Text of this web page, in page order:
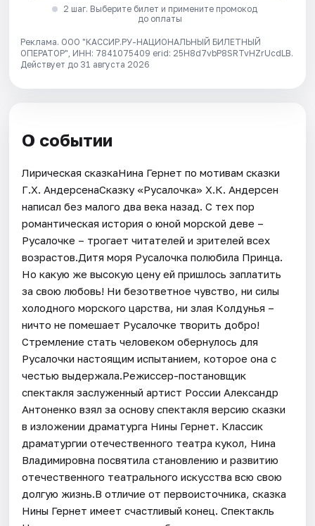
2 шаг. Выберите билет и примените промокод
до оплаты
Реклама. ООО "КАССИР.РУ-НАЦИОНАЛЬНЫЙ БИЛЕТНЫЙ
ОПЕРАТОР", ИНН: 7841075409 erid: 25H8d7vbP8SRTvHZrUcdLB.
Действует до 31 августа 2026
О событии
Лирическая сказкаНина Гернет по мотивам сказки
Г.Х. АндерсенаСказку «Русалочка» Х.К. Андерсен
написал без малого два века назад. С тех пор
романтическая история о юной морской деве –
Русалочке – трогает читателей и зрителей всех
возрастов.Дитя моря Русалочка полюбила Принца.
Но какую же высокую цену ей пришлось заплатить
за свою любовь! Ни безответное чувство, ни силы
холодного морского царства, ни злая Колдунья –
ничто не помешает Русалочке творить добро!
Стремление стать человеком обернулось для
Русалочки настоящим испытанием, которое она с
честью выдержала.Режиссер-постановщик
спектакля заслуженный артист России Александр
Антоненко взял за основу спектакля версию сказки
в изложении драматурга Нины Гернет. Классик
драматургии отечественного театра кукол, Нина
Владимировна посвятила становлению и развитию
отечественного театрального искусства всю свою
долгую жизнь.В отличие от первоисточника, сказка
Нины Гернет имеет счастливый конец. Спектакль